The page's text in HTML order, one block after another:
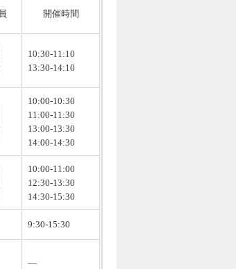
開催時間
10:30-11:10
13:30-14:10
10:00-10:30
11:00-11:30
13:00-13:30
14:00-14:30
10:00-11:00
12:30-13:30
14:30-15:30
9:30-15:30
―